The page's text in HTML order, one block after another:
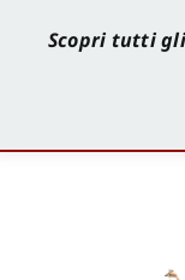
Scopri tutti